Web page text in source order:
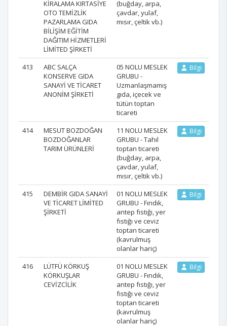
KİRALAMA KIRTASİYE
OTO TEMİZLİK
PAZARLAMA GIDA
BİLİŞİM EĞİTİM
DAĞITIM HİZMETLERİ
LİMİTED ŞİRKETİ
(buğday, arpa,
çavdar, yulaf,
mısır, çeltik vb.)
413
ABC SALÇA
KONSERVE GIDA
SANAYİ VE TİCARET
ANONİM ŞİRKETİ
05 NOLU MESLEK
GRUBU -
Uzmanlaşmamış
gıda, içecek ve
tütün toptan
ticareti
Bilgi
414
MESUT BOZDOĞAN
BOZDOĞANLAR
TARIM ÜRÜNLERİ
11 NOLU MESLEK
GRUBU - Tahıl
toptan ticareti
(buğday, arpa,
çavdar, yulaf,
mısır, çeltik vb.)
Bilgi
415
DEMBİR GIDA SANAYİ
VE TİCARET LİMİTED
ŞİRKETİ
01 NOLU MESLEK
GRUBU - Fındık,
antep fıstığı, yer
fıstığı ve ceviz
toptan ticareti
(kavrulmuş
olanlar hariç)
Bilgi
416
LÜTFÜ KÖRKUŞ
KÖRKUŞLAR
CEVİZCİLİK
01 NOLU MESLEK
GRUBU - Fındık,
antep fıstığı, yer
fıstığı ve ceviz
toptan ticareti
(kavrulmuş
olanlar hariç)
Bilgi